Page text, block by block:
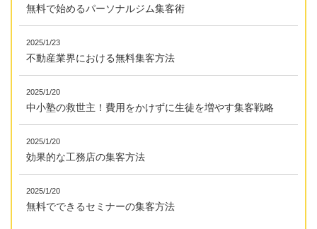
無料で始めるパーソナルジム集客術
2025/1/23
不動産業界における無料集客方法
2025/1/20
中小塾の救世主！費用をかけずに生徒を増やす集客戦略
2025/1/20
効果的な工務店の集客方法
2025/1/20
無料でできるセミナーの集客方法